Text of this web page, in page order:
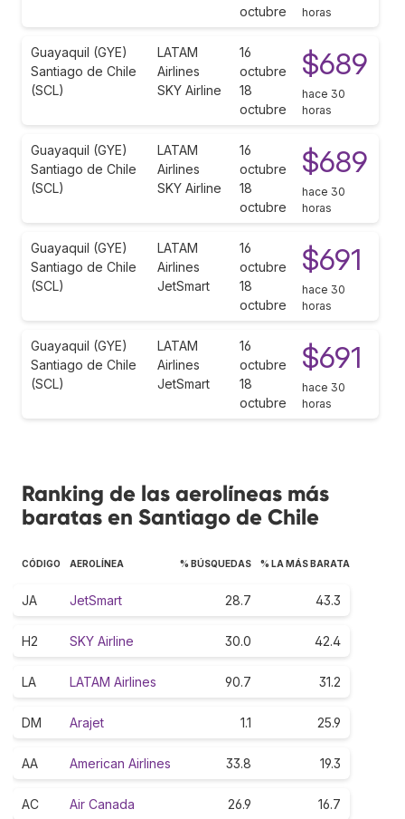
octubre
horas
Guayaquil (GYE)
Santiago de Chile
(SCL)
LATAM
Airlines
SKY Airline
16
octubre
18
octubre
$689
hace 30
horas
Guayaquil (GYE)
Santiago de Chile
(SCL)
LATAM
Airlines
SKY Airline
16
octubre
18
octubre
$689
hace 30
horas
Guayaquil (GYE)
Santiago de Chile
(SCL)
LATAM
Airlines
JetSmart
16
octubre
18
octubre
$691
hace 30
horas
Guayaquil (GYE)
Santiago de Chile
(SCL)
LATAM
Airlines
JetSmart
16
octubre
18
octubre
$691
hace 30
horas
Ranking de las aerolíneas más
baratas en Santiago de Chile
CÓDIGO AEROLÍNEA % BÚSQUEDAS % LA MÁS BARATA
JA JetSmart 28.7 43.3
H2 SKY Airline 30.0 42.4
LA LATAM Airlines 90.7 31.2
DM Arajet 1.1 25.9
AA American Airlines 33.8 19.3
AC Air Canada 26.9 16.7